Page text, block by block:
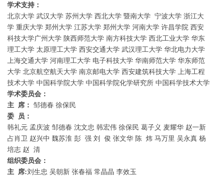
学术支持：
北京大学 武汉大学 苏州大学 西北大学 暨南大学 宁波大学 浙江大
学 重庆大学 郑州大学 江苏大学 郑州大学 河南大学 许昌学院 西安
科技大学广州大学 陕西师范大学 南方科技大学 西北工业大学 华东
理工大学 太原理工大学 西安交通大学 武汉理工大学 华北电力大学
上海交通大学 河南理工大学 电子科技大学 华南师范大学 华东师范
大学 北京航空航天大学 南京邮电大学 西安建筑科技大学 上海工程
技术大学 中国科学院大学 中国科学院化学研究所 中国科学技术大学
学术委员会：
主 席： 邹德春 徐保民
委
员：
韩礼元 孟庆波 邹德春 沈文忠 韩宏伟 徐保民 葛子义 麦耀华 赵一新
占肖卫 赵兴中 魏苏淮 彭 强 刘 俊 张文华 陈 炜 马万里 吴永真 杨
培志 赵 清
组织委员会：
主 席:刘生忠 吴朝新 张春福 常晶晶 李效玉